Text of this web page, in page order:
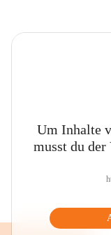
Um Inhalte
musst du der